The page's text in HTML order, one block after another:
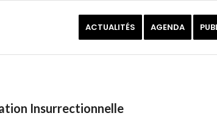
ACTUALITÉS AGENDA
Insurrectionnelle